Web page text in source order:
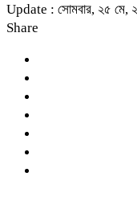
Update : সোমবার, ২৫ মে,
Share